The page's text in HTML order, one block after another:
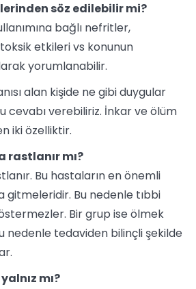
söz edilebilir mi?
bağlı nefritler,
etkileri vs konunun
yorumlanabilir.
alan kişide ne gibi duygular
cevabı verebiliriz. İnkar ve ölüm
iki özelliktir.
rastlanır mı?
Bu hastaların en önemli
gitmeleridir. Bu nedenle tıbbi
Bir grup ise ölmek
nedenle tedaviden bilinçli şekilde
mı?